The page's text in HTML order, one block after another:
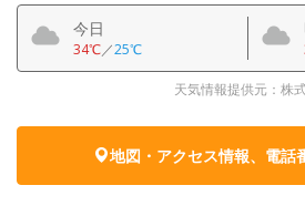
今日
34℃／25℃
天気情報提供元：株
地図・アクセス情報、電話